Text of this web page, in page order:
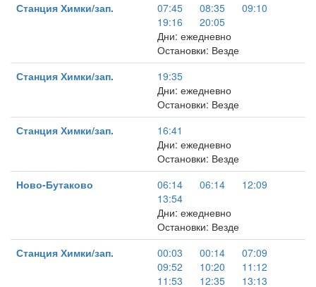
Станция Химки/зап.
07:45 08:35
09:10
19:16
20:05
Дни: ежедневно
Остановки: Везде
Станция Химки/зап.
19:35
Дни: ежедневно
Остановки: Везде
Станция Химки/зап.
16:41
Дни: ежедневно
Остановки: Везде
Ново-Бутаково
06:14 06:14
12:09
13:54
Дни: ежедневно
Остановки: Везде
Станция Химки/зап.
00:03 00:14
07:09
09:52
10:20
11:12
11:53
12:35
13:13